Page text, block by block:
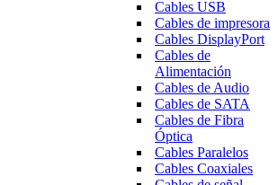
Cables USB
Cables de impresora
Cables DisplayPort
Cables de
Alimentación
Cables de Audio
Cables de SATA
Cables de Fibra
Óptica
Cables Paralelos
Cables Coaxiales